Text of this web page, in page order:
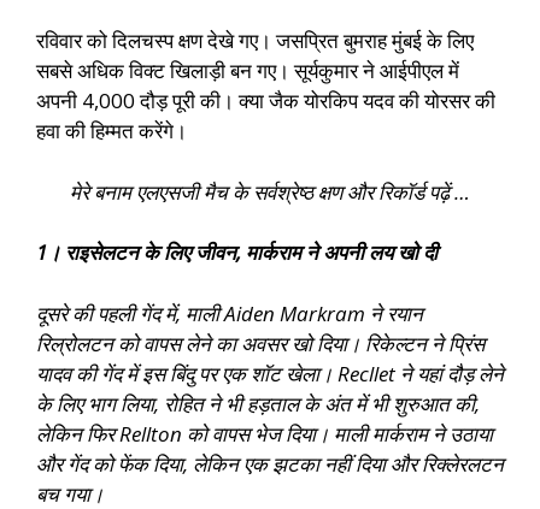
रविवार को दिलचस्प क्षण देखे गए। जसप्रित बुमराह मुंबई के लिए
सबसे अधिक विक्ट खिलाड़ी बन गए। सूर्यकुमार ने आईपीएल में
अपनी 4,000 दौड़ पूरी की। क्या जैक योरकिप यदव की योरसर की
हवा की हिम्मत करेंगे।
मेरे बनाम एलएसजी मैच के सर्वश्रेष्ठ क्षण और रिकॉर्ड पढ़ें …
1। राइसेलटन के लिए जीवन, मार्कराम ने अपनी लय खो दी
दूसरे की पहली गेंद में, माली Aiden Markram ने रयान
रिल्रोलटन को वापस लेने का अवसर खो दिया। रिकेल्टन ने प्रिंस
यादव की गेंद में इस बिंदु पर एक शॉट खेला। Recllet ने यहां दौड़ लेने
के लिए भाग लिया, रोहित ने भी हड़ताल के अंत में भी शुरुआत की,
लेकिन फिर Rellton को वापस भेज दिया। माली मार्कराम ने उठाया
और गेंद को फेंक दिया, लेकिन एक झटका नहीं दिया और रिक्लेरलटन
बच गया।